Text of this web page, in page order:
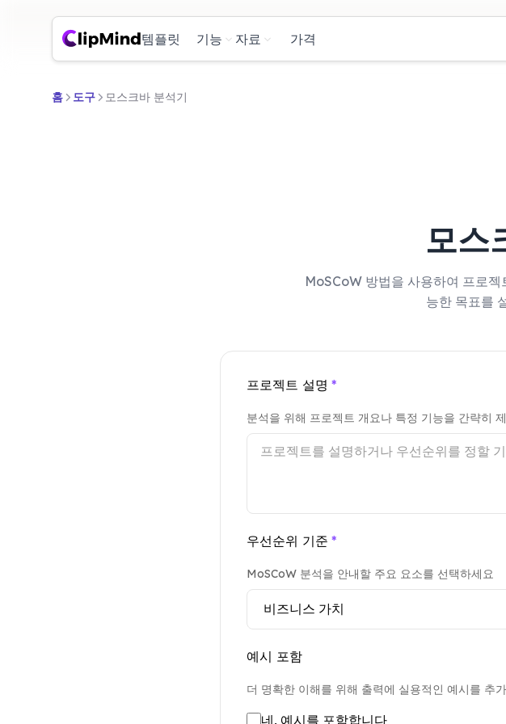
템플릿 기능 자료 가격
홈 도구 모스크바 분석기
모스
MoSCoW 방법을 사용하여 프로
능한 목표를
프로젝트 설명 *
분석을 위해 프로젝트 개요나 특정 기능을 간략히
우선순위 기준 *
MoSCoW 분석을 안내할 주요 요소를 선택하세요
예시 포함
더 명확한 이해를 위해 출력에 실용적인 예시를 추
네, 예시를 포함합니다